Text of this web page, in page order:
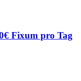
Fixum pro Tag